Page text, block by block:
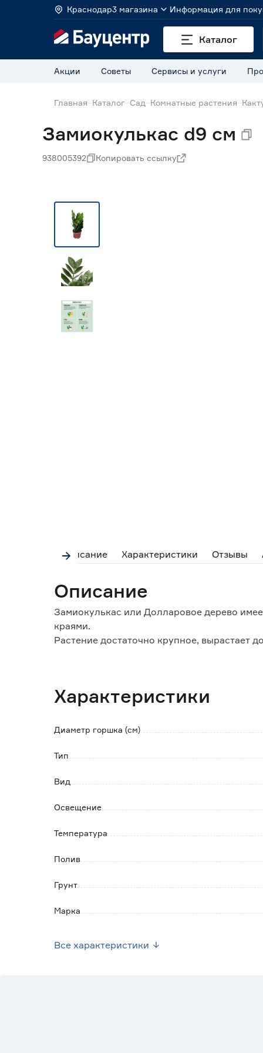
Краснодар3 магазина Информация для
Каталог
Акции Советы Сервисы и услуги
Главная Каталог Сад Комнатные растения
Замиокулькас d9 см
938005392 Копировать ссылку
Описание Характеристики Отзывы
Описание
Замиокулькас или Долларовое дерево
краями.
Растение достаточно крупное, вырастает
Размножают делением куста при
Характеристики
Диаметр горшка (см)
Тип
Вид
Освещение
Температура
Полив
Грунт
Марка
Все характеристики